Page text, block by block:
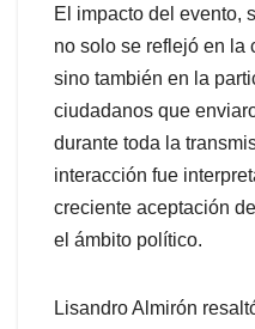
El impacto del evento,
no solo se reflejó en la
sino también en la
ciudadanos que
durante toda la
interacción fue
creciente aceptación
el ámbito político.
Lisandro Almirón